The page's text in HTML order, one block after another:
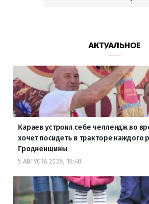
АКТУАЛЬНОЕ
Караев устроил себе челлендж во
хочет посидеть в тракторе каждого
Гродненщины
5 АВГУСТА 2026, 16:48